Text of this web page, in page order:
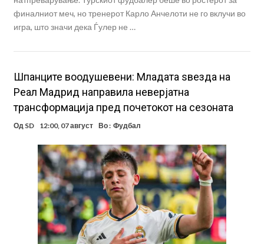
финалниот меч, но тренерот Карло Анчелоти не го вклучи во
игра, што значи дека Ѓулер не …
Шпанците воодушевени: Младата ѕвезда на
Реал Мадрид направила неверјатна
трансформација пред почетокот на сезоната
Од SD 12:00, 07 август Во : Фудбал